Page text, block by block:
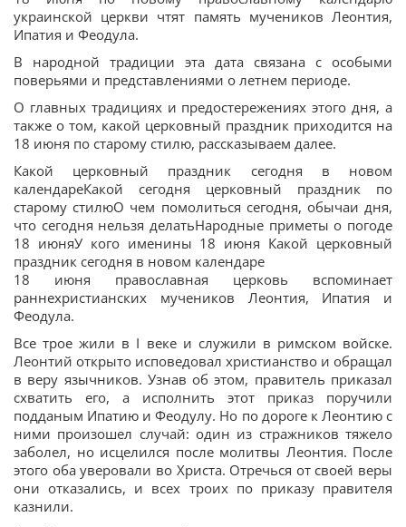
украинской церкви чтят память мучеников Леонтия,
Ипатия и Феодула.
В народной традиции эта дата связана с особыми
поверьями и представлениями о летнем периоде.
О главных традициях и предостережениях этого дня, а
также о том, какой церковный праздник приходится на
18 июня по старому стилю, рассказываем далее.
Какой церковный праздник сегодня в новом
календареКакой сегодня церковный праздник по
старому стилюО чем помолиться сегодня, обычаи дня,
что сегодня нельзя делатьНародные приметы о погоде
18 июняУ кого именины 18 июня Какой церковный
праздник сегодня в новом календаре
18 июня православная церковь вспоминает
раннехристианских мучеников Леонтия, Ипатия и
Феодула.
Все трое жили в I веке и служили в римском войске.
Леонтий открыто исповедовал христианство и обращал
в веру язычников. Узнав об этом, правитель приказал
схватить его, а исполнить этот приказ поручили
подданым Ипатию и Феодулу. Но по дороге к Леонтию с
ними произошел случай: один из стражников тяжело
заболел, но исцелился после молитвы Леонтия. После
этого оба уверовали во Христа. Отречься от своей веры
они отказались, и всех троих по приказу правителя
казнили.